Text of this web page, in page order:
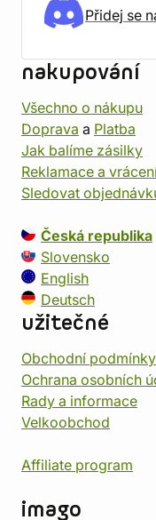
Přidej se
nakupování
Všechno o nákupu
Doprava a Platba
Jak balíme zásilky
Reklamace a
Sledovat
Česká republika
Slovensko
English
Deutsch
užitečné
Obchodní podmínky
Ochrana osobních
Rady a informace
Velkoobchod
Affiliate program
imago